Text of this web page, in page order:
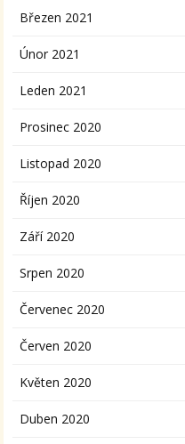
Březen 2021
Únor 2021
Leden 2021
Prosinec 2020
Listopad 2020
Říjen 2020
Září 2020
Srpen 2020
Červenec 2020
Červen 2020
Květen 2020
Duben 2020